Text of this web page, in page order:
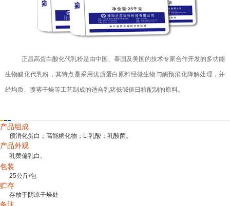
正昌高蛋白酸化代乳粉是由中国、泰国及美国的技术专家合作开发的多功能
生物酸化代乳粉，其特点是采用优质蛋白原料经微生物与酶预消化降解处理，并
经均质、喷雾干燥等工艺制成的适合乳猪低碱值日粮配制的原料。
产品组成
预消化蛋白；高能糖化物；L-乳酸；乳酸菌。
产品外观
乳黄偏乳白。
包装
25公斤/包
贮存
存放于阴凉干燥处